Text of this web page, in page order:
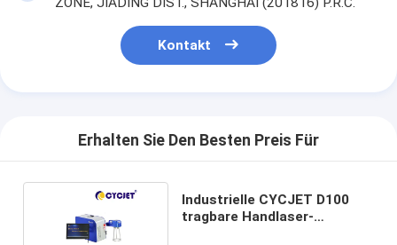
Kontakt
Erhalten Sie Den Besten Preis Für
Industrielle CYCJET D100
tragbare Handlaser-